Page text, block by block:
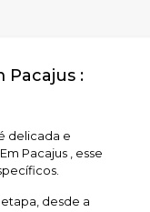
Pacajus :
delicada e
Pacajus , esse
desde a